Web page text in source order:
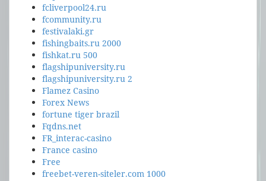
fcliverpool24.ru
fcommunity.ru
festivalaki.gr
fishingbaits.ru 2000
fishkat.ru 500
flagshipuniversity.ru
flagshipuniversity.ru 2
Flamez Casino
Forex News
fortune tiger brazil
Fqdns.net
FR_interac-casino
France casino
Free
freebet-veren-siteler.com 1000